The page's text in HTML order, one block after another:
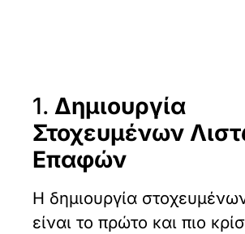
1.Δημιουργία
Στοχευμένων
Επαφών
Η δημιουργία
είναι το πρώτο και πιο